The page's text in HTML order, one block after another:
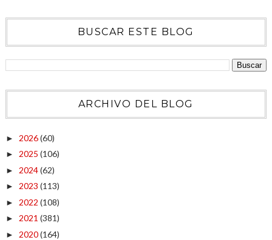
BUSCAR ESTE BLOG
ARCHIVO DEL BLOG
► 2026(60)
► 2025 (106)
► 2024(62)
► 2023 (113)
► 2022 (108)
► 2021 (381)
► 2020(164)